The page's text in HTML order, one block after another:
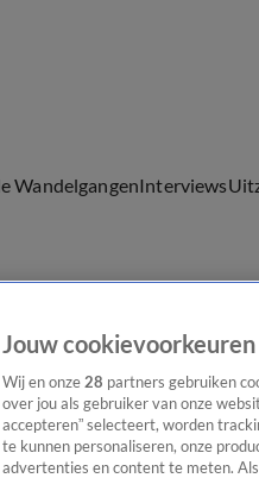
WandelgangenInterviews
Jouw cookievoorkeuren
Wij en onze 28 partners gebruiken
over jou als gebruiker van onze
accepteren” selecteert, worden
te kunnen personaliseren, onze
advertenties en content te meten.